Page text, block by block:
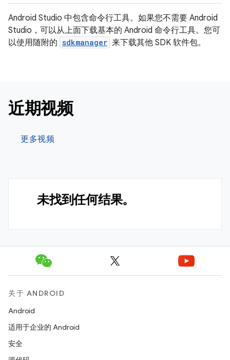
Android Studio 中包含命令行工具。如果您不需要 Android
Studio，可以从上面下载基本的 Android 命令行工具。您可
以使用随附的 sdkmanager 来下载其他 SDK 软件包。
近期视频
更多视频
未找到任何结果。
关于 ANDROID
Android
适用于企业的 Android
安全